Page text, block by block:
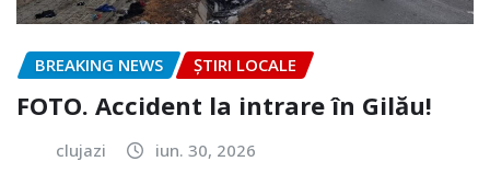
BREAKING NEWS ȘTIRI LOCALE
FOTO. Accident la intrare în Gilău!
clujazi iun. 30, 2026